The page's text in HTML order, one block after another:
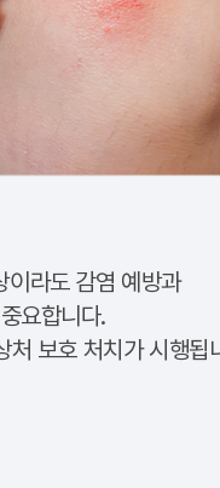
이라도 감염 예방과
요합니다.
처 보호 처치가 시행됩